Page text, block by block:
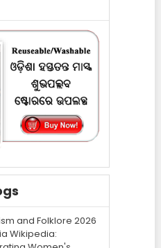
and Folklore 2026
Wikipedia: